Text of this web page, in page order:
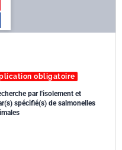
obligatoire
par l'isolement et
spécifié(s) de salmonelles